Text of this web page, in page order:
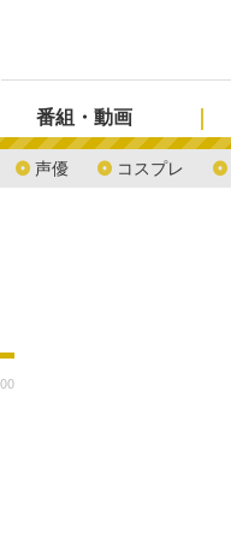
声優 コスプレ
番組・動画